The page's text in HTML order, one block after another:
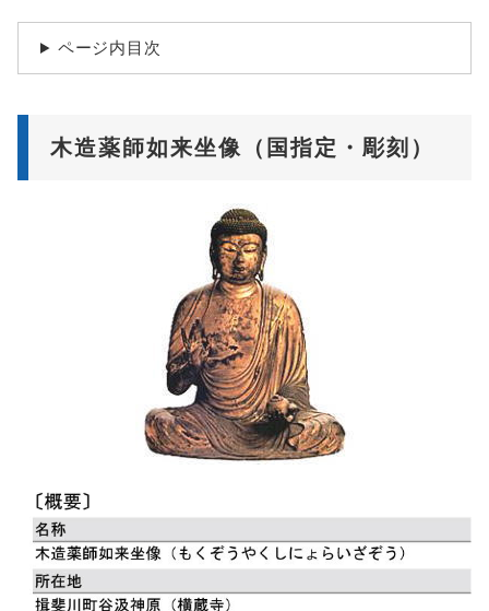
ページ内目次
木造薬師如来坐像（国指定・彫刻）